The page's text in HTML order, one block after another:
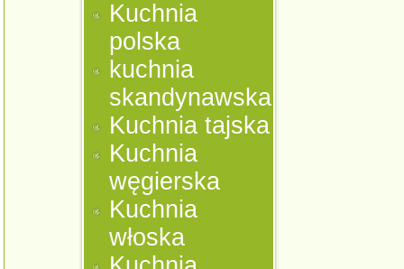
Kuchnia
polska
kuchnia
skandynawska
Kuchnia tajska
Kuchnia
węgierska
Kuchnia
włoska